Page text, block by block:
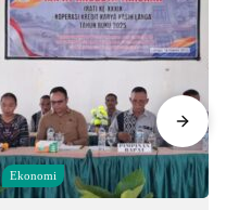
Ekonomi